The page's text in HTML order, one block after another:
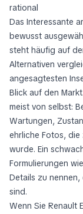
rational
Das Interessante
bewusst
steht häufig auf
Alternativen
angesagtesten
Blick auf den
meist von selbst:
Wartungen,
ehrliche Fotos,
wurde. Ein
Formulierungen
Details zu
sind.
Wenn Sie Renault